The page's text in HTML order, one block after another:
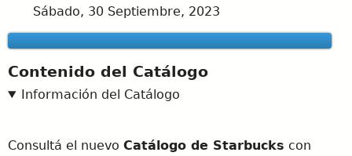
Sábado, 30 Septiembre, 2023
Contenido del Catálogo
Información del Catálogo
Consultá el nuevo Catálogo de Starbucks con